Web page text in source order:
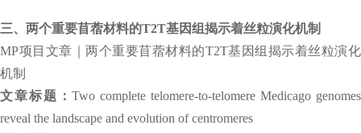
三、两个重要苜蓿材料的T2T基因组揭示着丝粒演化机制
MP项目文章｜两个重要苜蓿材料的T2T基因组揭示着丝粒演化
机制
文章标题：Two complete telomere-to-telomere Medicago genomes
reveal the landscape and evolution of centromeres